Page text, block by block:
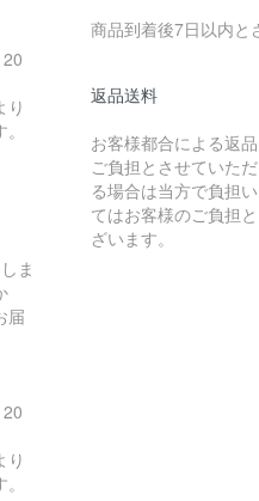
り
ま
届
り
商品到着後7日以内と
返品送料
お客様都合による返
ご負担とさせていた
る場合は当方で負担
てはお客様のご負担
ざいます。